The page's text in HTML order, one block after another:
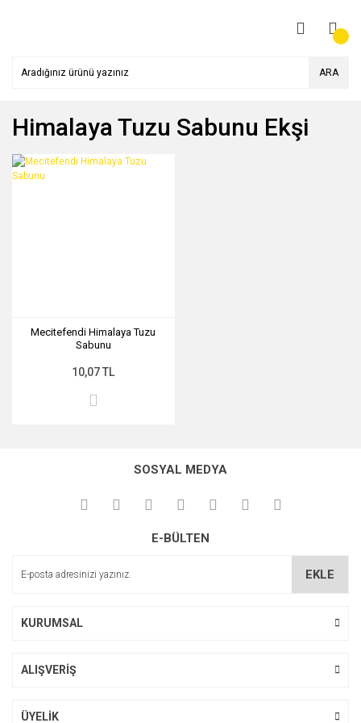
ARA
Himalaya Tuzu Sabunu Ekşi
Mecitefendi Himalaya Tuzu
Sabunu
10,07 TL
SOSYAL MEDYA
E-BÜLTEN
EKLE
KURUMSAL
ALIŞVERİŞ
ÜYELİK